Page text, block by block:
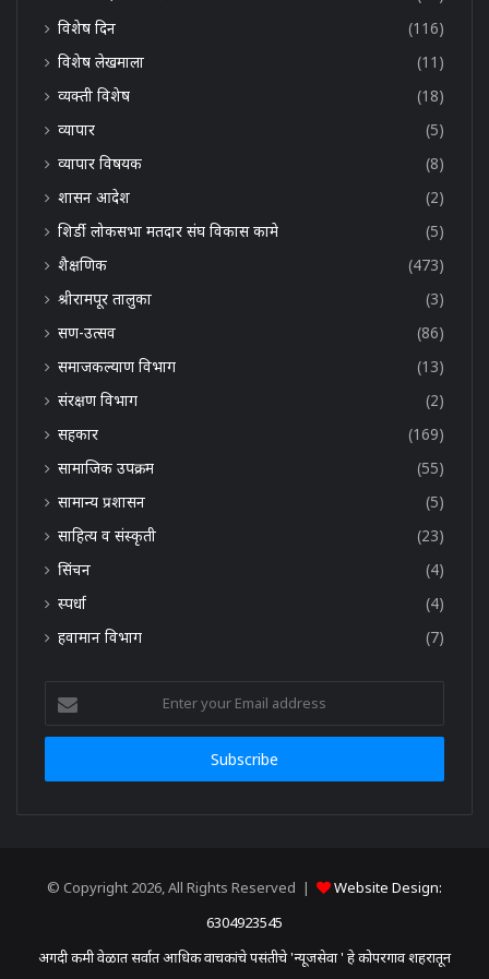
विशेष दिन
(116)
विशेष लेखमाला
(11)
व्यक्ती विशेष
(18)
व्यापार
(5)
व्यापार विषयक
(8)
शासन आदेश
(2)
शिर्डी लोकसभा मतदार संघ विकास कामे
(5)
शैक्षणिक
(473)
श्रीरामपूर तालुका
(3)
सण-उत्सव
(86)
समाजकल्याण विभाग
(13)
संरक्षण विभाग
(2)
सहकार
(169)
सामाजिक उपक्रम
(55)
सामान्य प्रशासन
(5)
साहित्य व संस्कृती
(23)
सिंचन
(4)
स्पर्धा
(4)
हवामान विभाग
(7)
your
Email
© Copyright 2026, All Rights Reserved |
Website Design:
6304923545
अगदी कमी वेळात सर्वात आधिक वाचकांचे पसंतीचे 'न्यूजसेवा ' हे कोपरगाव शहरातून